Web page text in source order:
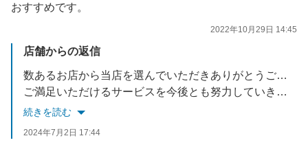
おすすめです。
2022年10月29日 14:45
店舗からの返信
数あるお店から当店を選んでいただきありがとうございます。
ご満足いただけるサービスを今後とも努力していきますので宜しくお願い致します。
又のご来店お待ちしております。
続きを読む
2024年7月2日 17:44